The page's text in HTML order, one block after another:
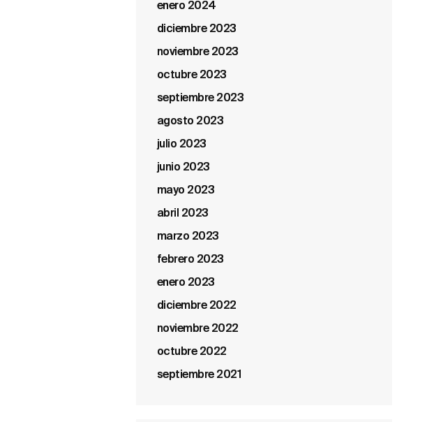
enero 2024
diciembre 2023
noviembre 2023
octubre 2023
septiembre 2023
agosto 2023
julio 2023
junio 2023
mayo 2023
abril 2023
marzo 2023
febrero 2023
enero 2023
diciembre 2022
noviembre 2022
octubre 2022
septiembre 2021